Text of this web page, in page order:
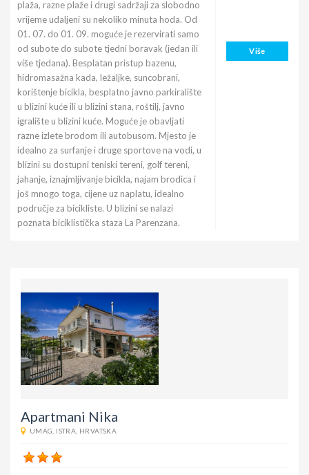
plaža, razne plaže i drugi sadržaji za slobodno
vrijeme udaljeni su nekoliko minuta hoda. Od
01. 07. do 01. 09. moguće je rezervirati samo
od subote do subote tjedni boravak (jedan ili
više tjedana). Besplatan pristup bazenu,
hidromasažna kada, ležaljke, suncobrani,
korištenje bicikla, besplatno javno parkiralište
u blizini kuće ili u blizini stana, roštilj, javno
igralište u blizini kuće. Moguće je obavljati
razne izlete brodom ili autobusom. Mjesto je
idealno za surfanje i druge sportove na vodi, u
blizini su dostupni teniski tereni, golf tereni,
jahanje, iznajmljivanje bicikla, najam brodica i
još mnogo toga, cijene uz naplatu, idealno
područje za bicikliste. U blizini se nalazi
poznata biciklistička staza La Parenzana.
Više
Apartmani Nika
UMAG ISTRA HRVATSKA